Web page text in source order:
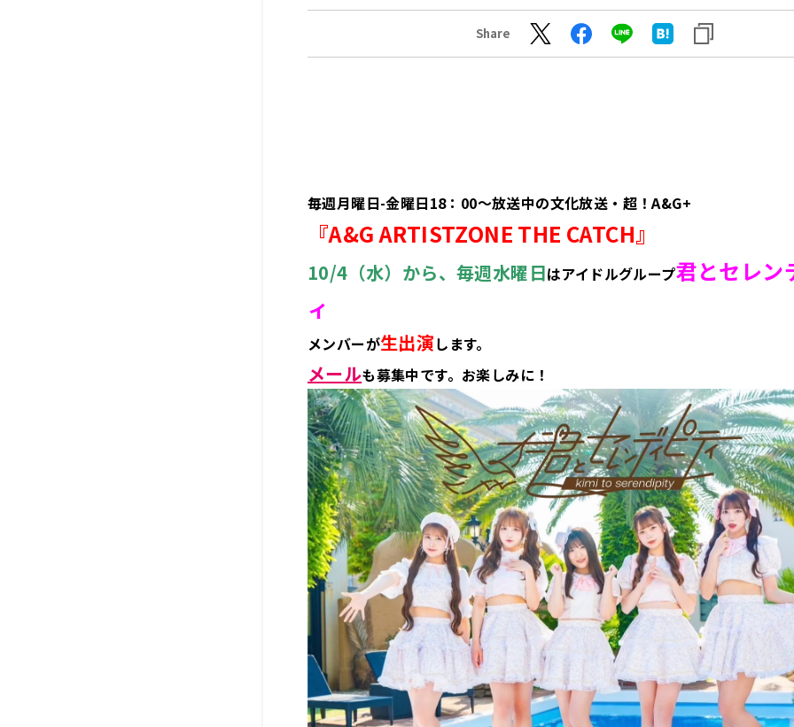
Share
毎週月曜日-金曜日18：00～放送中の文化放送・超！A&G+
『A&G ARTISTZONE THE CATCH』
10/4（水）から、毎週水曜日はアイドルグループ君とセレン
ィ
メンバーが生出演します。
メールも募集中です。お楽しみに！